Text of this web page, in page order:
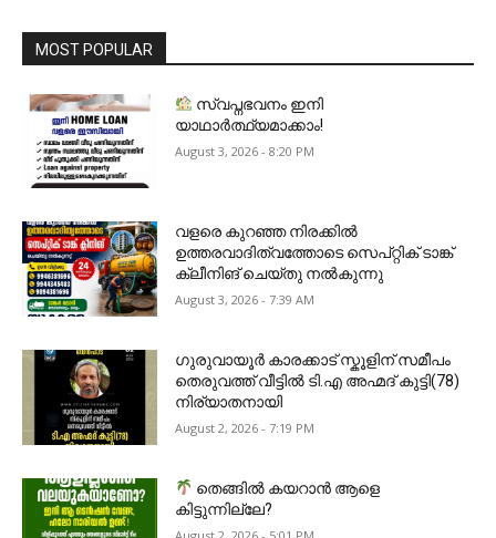
MOST POPULAR
സ്വപ്നഭവനം ഇനി
യാഥാർത്ഥ്യമാക്കാം!
August 3, 2026 - 8:20 PM
വളരെ കുറഞ്ഞ നിരക്കിൽ
ഉത്തരവാദിത്വത്തോടെ സെപ്റ്റിക് ടാങ്ക്
ക്ലീനിങ് ചെയ്തു നൽകുന്നു
August 3, 2026 - 7:39 AM
ഗുരുവായൂർ കാരക്കാട് സ്കൂളിന് സമീപം
തെരുവത്ത് വീട്ടിൽ ടി.എ അഹ്മദ് കുട്ടി(78)
നിര്യാതനായി
August 2, 2026 - 7:19 PM
തെങ്ങിൽ കയറാൻ ആളെ
കിട്ടുന്നില്ലേ?